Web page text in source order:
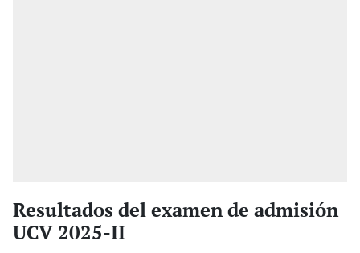
Resultados del examen de admisión
UCV 2025-II